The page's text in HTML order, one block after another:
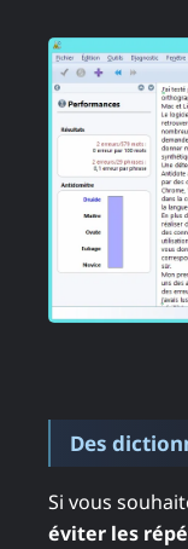
Des
Si vous
éviter les